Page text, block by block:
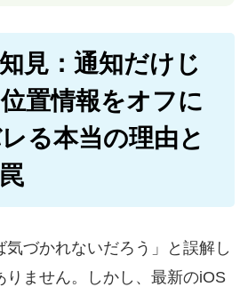
見：通知だけじ
置情報をオフに
る本当の理由と
気づかれないだろう」と誤解し
りません。しかし、最新のiOS